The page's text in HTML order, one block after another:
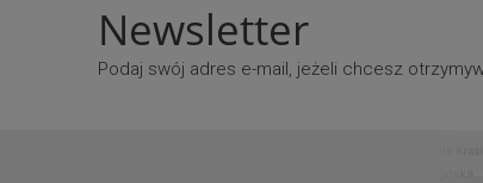
Newsletter
Podaj swój adres e-mail, jeżeli chcesz